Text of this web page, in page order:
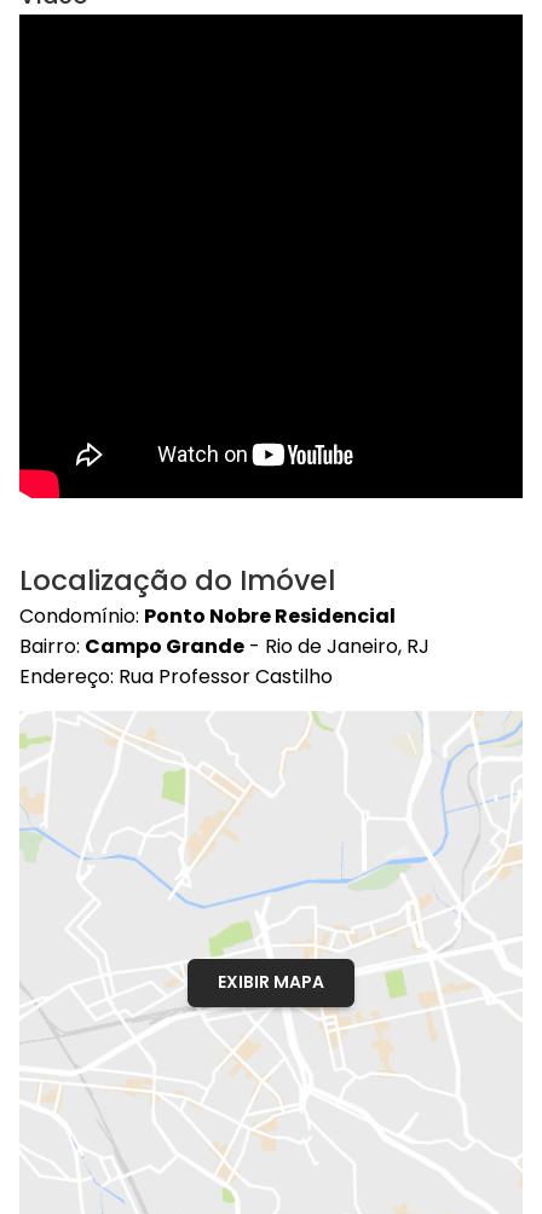
Localização do Imóvel
Condomínio: Ponto Nobre Residencial
Bairro: Campo Grande - Rio de Janeiro, RJ
Endereço: Rua Professor Castilho
EXIBIR MAPA